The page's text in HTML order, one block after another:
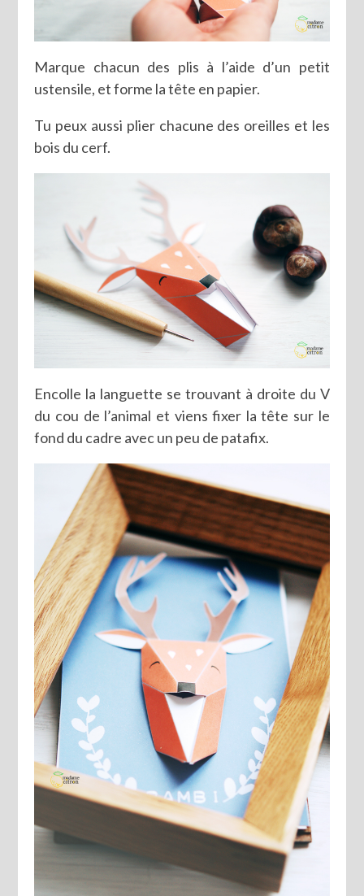
Marque chacun des plis à l’aide d’un petit
ustensile, et forme la tête en papier.
Tu peux aussi plier chacune des oreilles et les
bois du cerf.
Encolle la languette se trouvant à droite du V
du cou de l’animal et viens fixer la tête sur le
fond du cadre avec un peu de patafix.